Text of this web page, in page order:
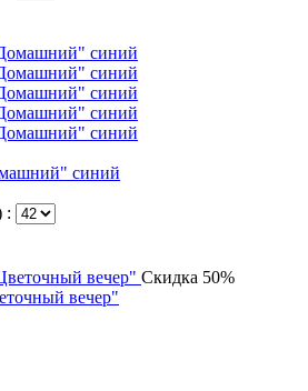
синий
:
Скидка 50%
вечер"